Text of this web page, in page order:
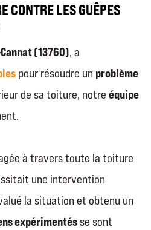
CONTRE LES GUÊPES
(13760), a
pour résoudre un problème
de sa toiture, notreéquipe
à travers toute la toiture
une intervention
la situation et obtenu un
expérimentésse sont